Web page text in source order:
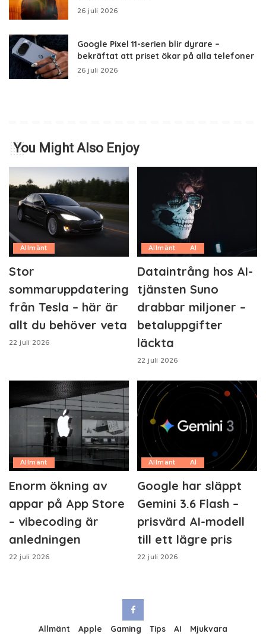
26 juli 2026
Google Pixel 11-serien blir dyrare –
bekräftat att priset ökar på alla telefoner
26 juli 2026
You Might Also Enjoy
Allmänt
Stor
sommaruppdatering
från Tesla – här är
allt du behöver veta
22 juli 2026
Allmänt AI
Dataintrång hos AI-
tjänsten Suno
drabbar miljoner –
betaluppgifter
läckta
22 juli 2026
Allmänt
Enorm ökning av
appar på App Store
– vibecoding är
anledningen
22 juli 2026
Allmänt AI
Google har släppt
Gemini 3.6 Flash –
prisvärd AI-modell
till ett lägre pris
22 juli 2026
Allmänt Apple Gaming Tips AI Mjukvara